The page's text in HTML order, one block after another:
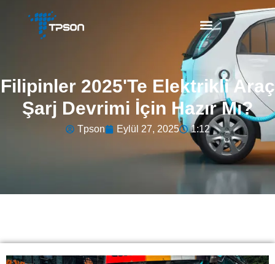
Filipinler 2025'te Elektrikli Araç
Şarj Devrimi İçin Hazır Mı?
Tpson Eylül 27, 2025 1:12